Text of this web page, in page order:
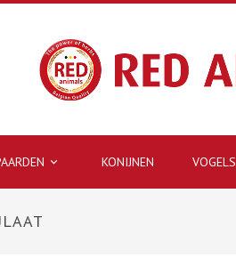
 KONIJNEN VOGELS